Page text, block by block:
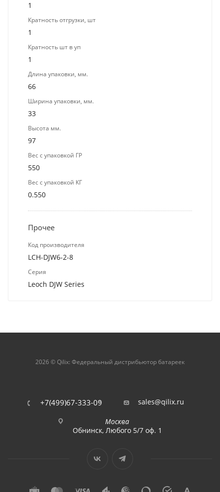
1
Кратность отгрузки, шт
1
Кратность шт в уп
1
Длина упаковки, мм.
66
Ширина упаковки, мм.
33
Высота мм.
97
Вес с упаковкой ГР
550
Вес с упаковкой КГ
0.550
Прочее
Код производителя
LCH-DJW6-2-8
Серия
Leoch DJW Series
2026 © Qilix: Федеральный дистрибьютор батареек
+7(499)67-333-09 sales@qilix.ru
Москва
Обнинск, Любого 5/7 оф. 1